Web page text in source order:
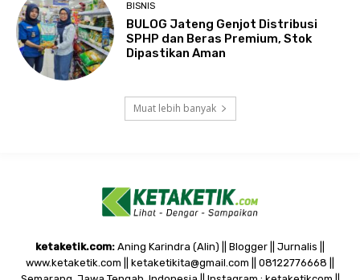
BISNIS
BULOG Jateng Genjot Distribusi
SPHP dan Beras Premium, Stok
Dipastikan Aman
Muat lebih banyak
ketaketik.com: Aning Karindra (Alin) || Blogger || Jurnalis ||
www.ketaketik.com || ketaketikita@gmail.com || 08122776668 ||